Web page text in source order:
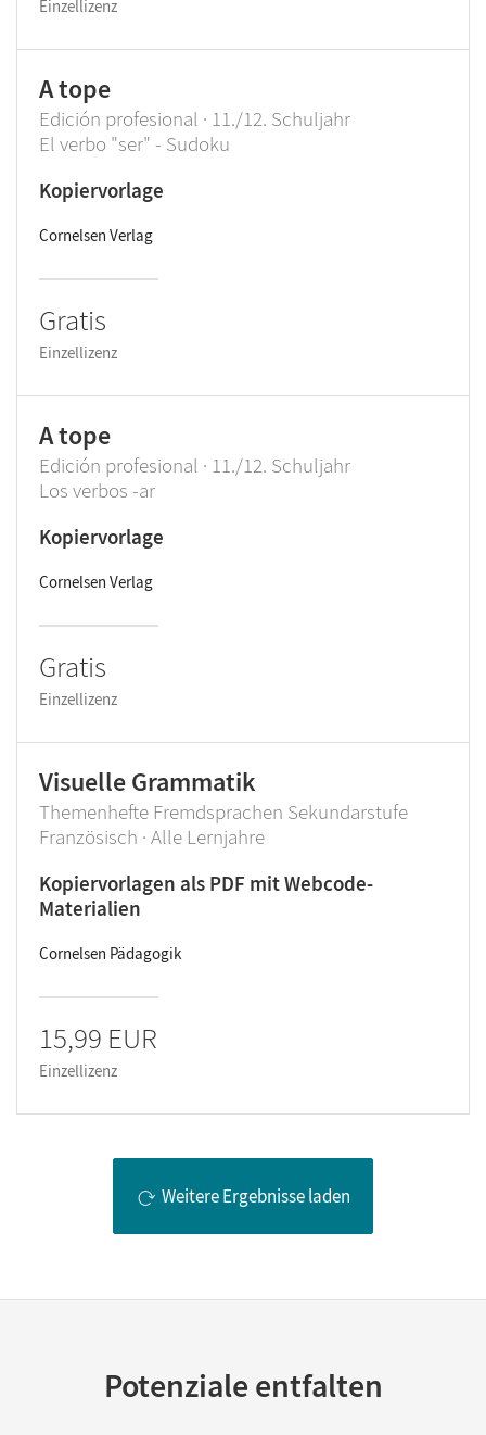
Einzellizenz
A tope
Edición profesional · 11./12. Schuljahr
El verbo "ser" - Sudoku
Kopiervorlage
Cornelsen Verlag
Gratis
Einzellizenz
A tope
Edición profesional · 11./12. Schuljahr
Los verbos -ar
Kopiervorlage
Cornelsen Verlag
Gratis
Einzellizenz
Visuelle Grammatik
Themenhefte Fremdsprachen Sekundarstufe
Französisch · Alle Lernjahre
Kopiervorlagen als PDF mit Webcode-
Materialien
Cornelsen Pädagogik
15,99 EUR
Einzellizenz
Weitere Ergebnisse laden
Potenziale entfalten